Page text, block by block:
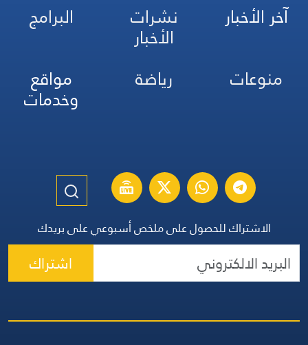
آخر الأخبار نشرات
الأخبار
البرامج
منوعات
رياضة مواقع
وخدمات
الاشتراك للحصول على ملخص أسبوعي على بريدك
اشتراك